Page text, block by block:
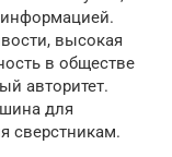
информацией.
высокая
в обществе
авторитет.
для
сверстникам.